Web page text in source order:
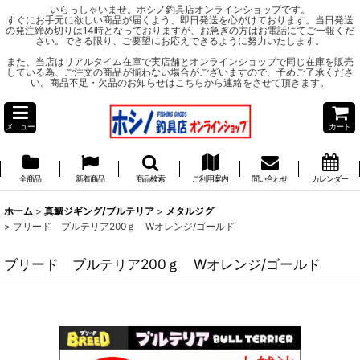
いらっしゃいませ。ホシノ釣具店オンラインショップです。
すぐにお手元に欲しい商品が届くよう、即日発送を心がけております。当日発送
の発注締め切りは14時となっておりますが、お急ぎの方はお電話にてご一報くだ
さい。できる限り、ご要望にお応えできるように努力いたします。
また、当店はリアルタイム在庫で実店舗とオンラインショップで同じ在庫を販売
している為、ご注文の商品が揃わない場合がございますので、予めご了承くださ
い。商品不足・欠品のお知らせはこちらから連絡をさせて頂きます。
メニュー カート
全商品 新着商品 商品検索 ご利用案内 問い合わせ カレンダー
ホーム > 真鯛ジギング/ブルテリア > メタルジグ
> ブリード ブルテリア200ｇ Wオレンジ/ゴールド
ブリード ブルテリア200ｇ Wオレンジ/ゴールド